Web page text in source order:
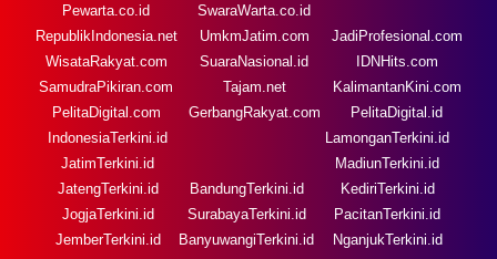
Pewarta.co.id
RepublikIndonesia.net
WisataRakyat.com
SamudraPikiran.com
PelitaDigital.com
SwaraWarta.co.id
UmkmJatim.com
SuaraNasional.id
Tajam.net
GerbangRakyat.com
JadiProfesional.com
IDNHits.com
KalimantanKini.com
PelitaDigital.id
IndonesiaTerkini.id
JatimTerkini.id
JatengTerkini.id
JogjaTerkini.id
JemberTerkini.id
BandungTerkini.id
SurabayaTerkini.id
BanyuwangiTerkini.id
LamonganTerkini.id
MadiunTerkini.id
KediriTerkini.id
PacitanTerkini.id
NganjukTerkini.id